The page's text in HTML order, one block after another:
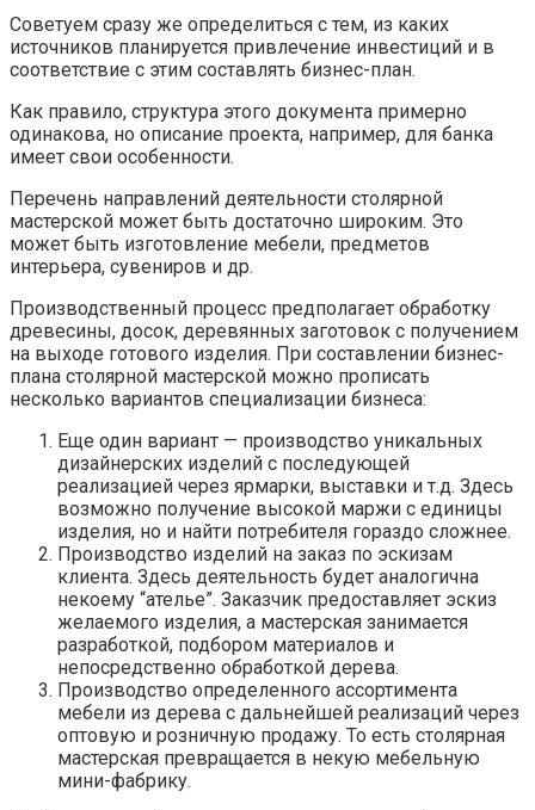
Советуем сразу же определиться с тем, из каких
источников планируется привлечение инвестиций и в
соответствие с этим составлять бизнес-план.
Как правило, структура этого документа примерно
одинакова, но описание проекта, например, для банка
имеет свои особенности.
Перечень направлений деятельности столярной
мастерской может быть достаточно широким. Это
может быть изготовление мебели, предметов
интерьера, сувениров и др.
Производственный процесс предполагает обработку
древесины, досок, деревянных заготовок с получением
на выходе готового изделия. При составлении бизнес-
плана столярной мастерской можно прописать
несколько вариантов специализации бизнеса:
Еще один вариант — производство уникальных
дизайнерских изделий с последующей
реализацией через ярмарки, выставки и т.д. Здесь
возможно получение высокой маржи с единицы
изделия, но и найти потребителя гораздо сложнее.
Производство изделий на заказ по эскизам
клиента. Здесь деятельность будет аналогична
некоему “ателье”. Заказчик предоставляет эскиз
желаемого изделия, а мастерская занимается
разработкой, подбором материалов и
непосредственно обработкой дерева.
Производство определенного ассортимента
мебели из дерева с дальнейшей реализаций через
оптовую и розничную продажу. То есть столярная
мастерская превращается в некую мебельную
мини-фабрику.